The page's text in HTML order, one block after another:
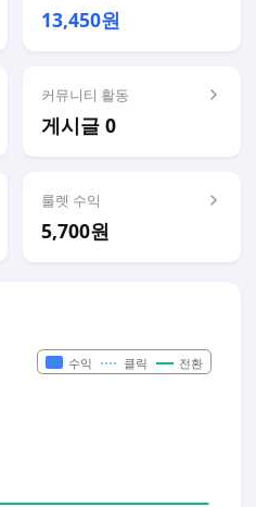
13,450원
커뮤니티 활동
게시글 0
룰렛 수익
5,700원